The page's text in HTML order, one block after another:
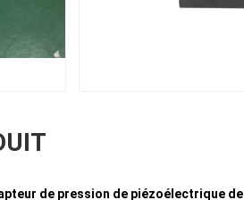
de pression de piézoélectrique de